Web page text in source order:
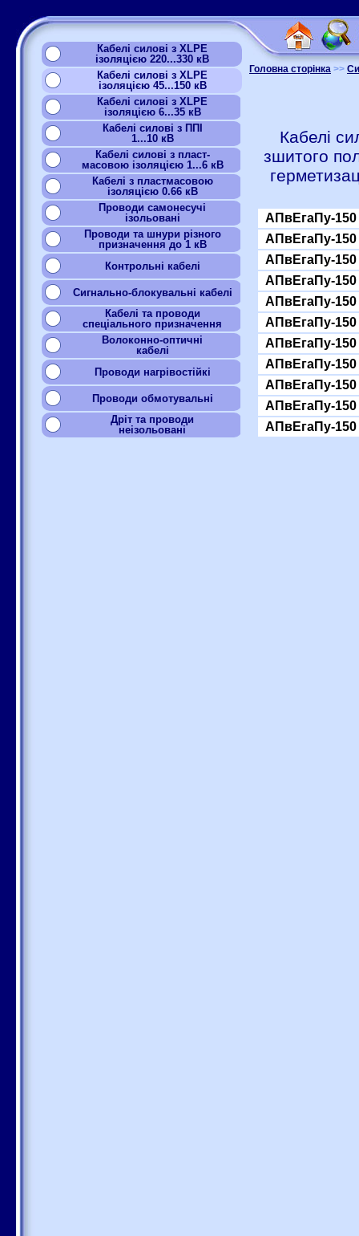
Кабелі силові з XLPE
ізоляцією 220...330 кВ
Кабелі силові з XLPE
ізоляцією 45...150 кВ
Кабелі силові з XLPE
ізоляцією 6...35 кВ
Кабелі силові з ППІ
1...10 кВ
Кабелі силові з пласт-
масовою ізоляцією 1...6 кВ
Кабелі з пластмасовою
ізоляцією 0.66 кВ
Проводи самонесучі
ізольовані
Проводи та шнури різного
призначення до 1 кВ
Контрольні кабелі
Сигнально-блокувальні кабелі
Кабелі та проводи
спеціального призначення
Волоконно-оптичні
кабелі
Проводи нагрівостійкі
Проводи обмотувальні
Дріт та проводи
неізольовані
Головна сторінка >>
Кабелі
зшитого
АПвЕгаПу-150
АПвЕгаПу-150
АПвЕгаПу-150
АПвЕгаПу-150
АПвЕгаПу-150
АПвЕгаПу-150
АПвЕгаПу-150
АПвЕгаПу-150
АПвЕгаПу-150
АПвЕгаПу-150
АПвЕгаПу-150